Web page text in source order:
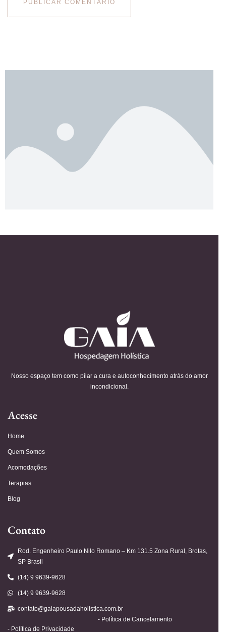
Nosso espaço tem como pilar a cura e autoconhecimento atrás do amor
incondicional.
Acesse
Home
Quem Somos
Acomodações
Terapias
Blog
Contato
Rod. Engenheiro Paulo Nilo Romano – Km 131.5 Zona Rural, Brotas,
SP Brasil
(14) 9 9639-9628
(14) 9 9639-9628
contato@gaiapousadaholistica.com.br
- Política de Privacidade
- Política de Cancelamento